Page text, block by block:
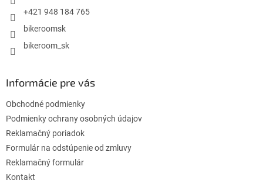
+421 948 184 765
bikeroomsk
bikeroom_sk
Informácie pre vás
Obchodné podmienky
Podmienky ochrany osobných údajov
Reklamačný poriadok
Formulár na odstúpenie od zmluvy
Reklamačný formulár
Kontakt